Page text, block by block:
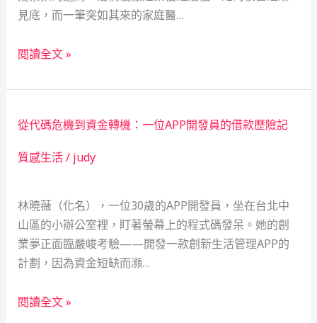
救
的
會
全
網
見底，而一筆突如其來的家庭醫…
領
的
夜
危
機：
山
區
借
款
魂
閱讀全文 »
從代碼危機到資金轉機：一位APP開發員的借款歷險記
質感生活/ judy
林曉薇（化名），一位30歲的APP開發員，坐在台北中
山區的小辦公室裡，盯著螢幕上的程式碼發呆。她的創
業夢正面臨嚴峻考驗——開發一款創新生活管理APP的
計劃，因為資金短缺而瀕…
從
閱讀全文 »